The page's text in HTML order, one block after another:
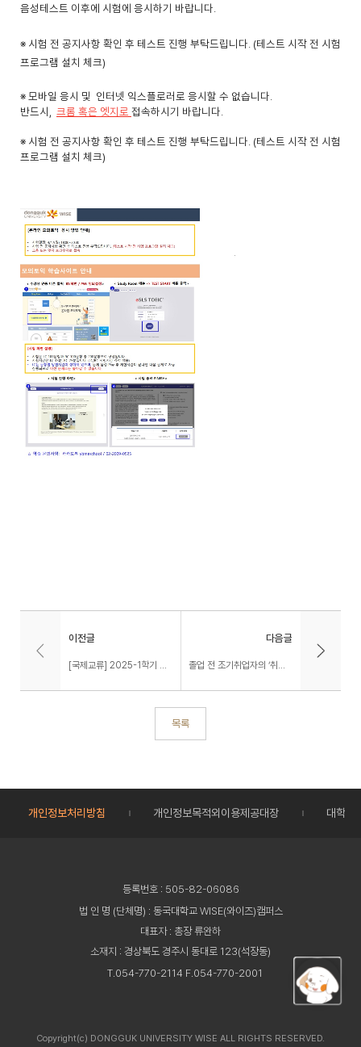
음성테스트 이후에 시험에 응시하기 바랍니다.
※ 시험 전 공지사항 확인 후 테스트 진행 부탁드립니다. (테스트 시작 전 시험
프로그램 설치 체크)
※ 모바일 응시 및 인터넷 익스플로러로 응시할 수 없습니다.
반드시,
크롬 혹은 엣지로 접속하시기 바랍니다.
※ 시험 전 공지사항 확인 후 테스트 진행 부탁드립니다. (테스트 시작 전 시험
프로그램 설치 체크)
이전글
[국제교류] 2025-1학기 해외파견 교환교류 프로그램 서류합격자 발표 및 면접전형 공고
다음글
졸업 전 조기취업자의 ‘취업사실 확인서’를 통한 출석인정 프로세스 안내
목록
개인정보처리방침 개인정보목적외이용제공대장 대학정
등록번호 : 505-82-06086
법 인 명 (단체명) : 동국대학교 WISE(와이즈)캠퍼스
대표자 : 총장 류완하
소재지 : 경상북도 경주시 동대로 123(석장동)
T.054-770-2114 F.054-770-2001
Copyright(c) DONGGUK UNIVERSITY WISE ALL RIGHTS RESERVED.